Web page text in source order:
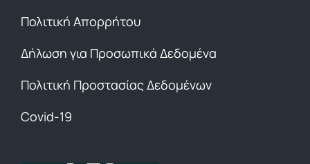
Πολιτική Απορρήτου
Δήλωση για Προσωπικά Δεδομένα
Πολιτική Προστασίας Δεδομένων
Covid-19